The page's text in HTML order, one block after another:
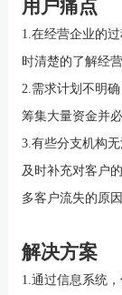
用户痛点
1.在经营企业的
时清楚的了解经营
2.需求计划不明
筹集大量资金并
3.有些分支机构
及时补充对客户
多客户流失的原
解决方案
1.通过信息系统